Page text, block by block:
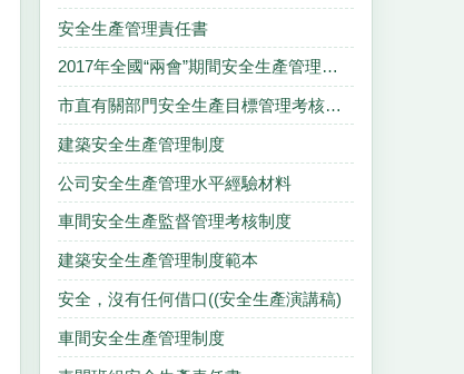
安全生產管理責任書
2017年全國“兩會”期間安全生產管理工作方案
市直有關部門安全生產目標管理考核細則
建築安全生產管理制度
公司安全生產管理水平經驗材料
車間安全生產監督管理考核制度
建築安全生產管理制度範本
安全，沒有任何借口((安全生產演講稿)
車間安全生產管理制度